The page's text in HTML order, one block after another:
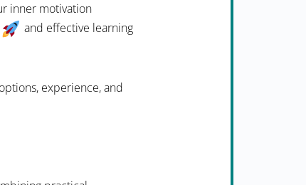
inner motivation
and effective learning
experience, and